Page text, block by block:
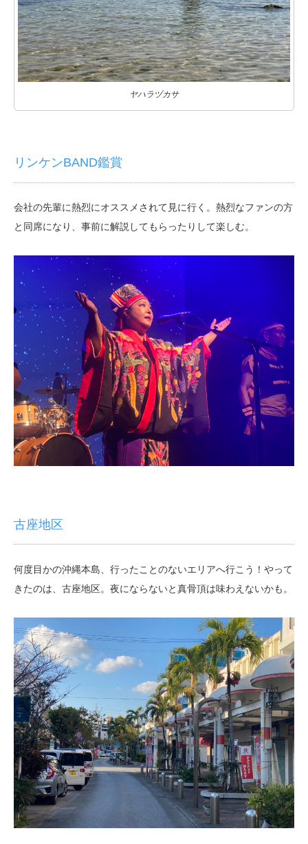
ヤハラヅカサ
リンケンBAND鑑賞
会社の先輩に熱烈にオススメされて見に行く。熱烈なファンの方
と同席になり、事前に解説してもらったりして楽しむ。
古座地区
何度目かの沖縄本島、行ったことのないエリアへ行こう！やって
きたのは、古座地区。夜にならないと真骨頂は味わえないかも。